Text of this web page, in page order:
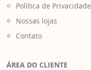
Política de Privacidade
Nossas lojas
Contato
ÁREA DO CLIENTE